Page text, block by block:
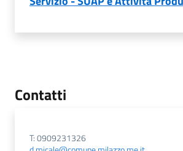
Contatti
T: 0909231326